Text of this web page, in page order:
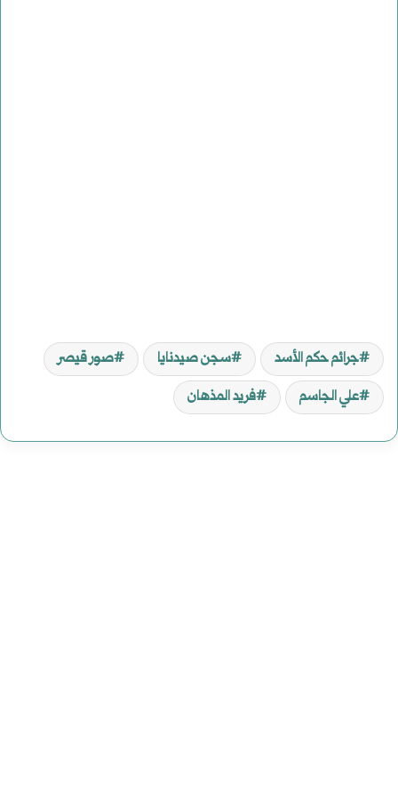
جرائم حكم الأسد سجن صيدنايا
صور قيصر
علي الجاسم
فريد المذهان